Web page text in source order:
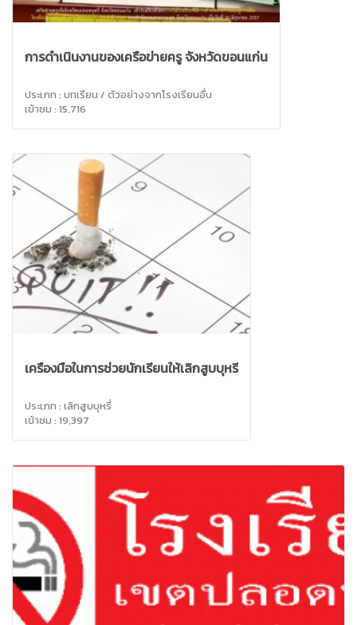
การดำเนินงานของเครือข่ายครู จังหวัดขอนแก่น
ประเภท : บทเรียน / ตัวอย่างจากโรงเรียนอื่น
เข้าชม : 15,716
เครื่องมือในการช่วยนักเรียนให้เลิกสูบบุหรี่
ประเภท : เลิกสูบบุหรี่
เข้าชม : 19,397